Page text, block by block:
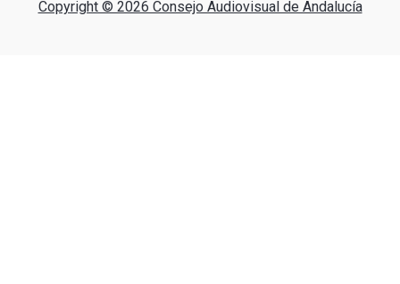
Copyright © 2026 Consejo Audiovisual de Andalucía